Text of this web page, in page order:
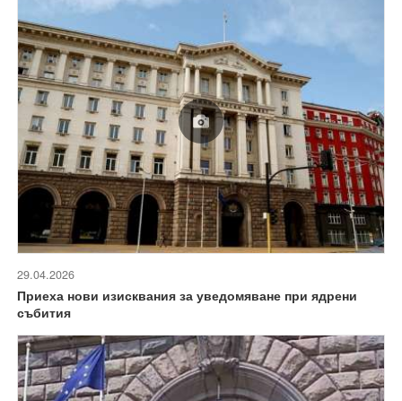
29.04.2026
Приеха нови изисквания за уведомяване при ядрени
събития